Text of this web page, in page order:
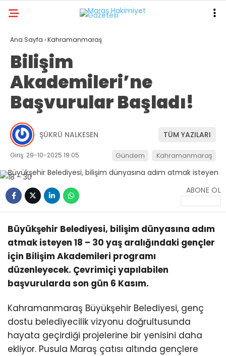
Ana Sayfa ›Kahramanmaraş
Bilişim
Akademileri’ne
Başvurular Başladı!
ŞÜKRÜ NALKESEN TÜM YAZILARI
Giriş: 29-10-2025 19:05 Gündem Kahramanmaraş
ABONE OL
Büyükşehir Belediyesi, bilişim dünyasına adım
atmak isteyen 18 – 30 yaş aralığındaki gençler
için Bilişim Akademileri programı
düzenleyecek. Çevrimiçi yapılabilen
başvurularda son gün 6 Kasım.
Kahramanmaraş Büyükşehir Belediyesi, genç
dostu belediyecilik vizyonu doğrultusunda
hayata geçirdiği projelerine bir yenisini daha
ekliyor. Pusula Maraş çatısı altında gençlere